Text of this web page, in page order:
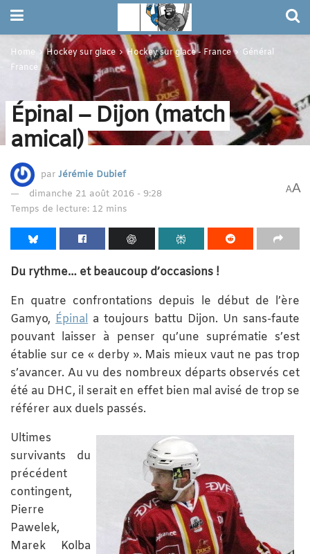
Home Hockey sur glace Hockey sur glace - France
Général
France
Épinal – Dijon (match
amical)
par Jérémie Dubief
dimanche 21 août 2016 - 9:28
Temps de lecture: 12 mins
AA
Du rythme… et beaucoup d’occasions !
En quatre confrontations depuis le début de l’ère
Gamyo, Épinal a toujours battu Dijon. Un sans-faute
pouvant laisser à penser qu’une suprématie s’est
établie sur ce « derby ». Mais mieux vaut ne pas trop
s’avancer. Au vu des nombreux départs observés cet
été au DHC, il serait en effet bien mal avisé de trop se
référer aux duels passés.
Ultimes
survivants du
précédent
contingent,
Pierre
Pawelek,
Marek Kolba